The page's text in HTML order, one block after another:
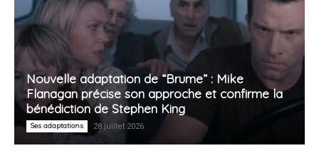
Nouvelle adaptation de “Brume” : Mike
Flanagan précise son approche et confirme la
bénédiction de Stephen King
Ses adaptations 28 juillet 2026